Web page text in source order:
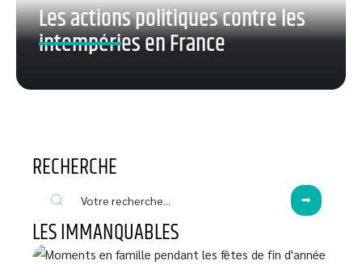
Les actions politiques contre les
intempéries en France
RECHERCHE
LES IMMANQUABLES